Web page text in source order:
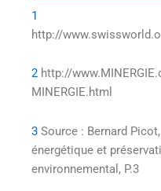
1
http://
2 http://
MINERGIE.html
3 Source : Bernard
énergétique et
environnemental, P.3